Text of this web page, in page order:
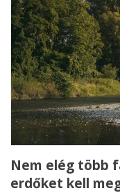
Nem elég több
erdőket kell